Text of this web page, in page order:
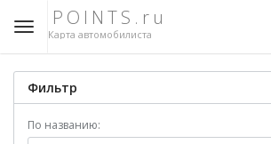
POINTS.ru
Карта автомобилиста
Фильтр
По названию: